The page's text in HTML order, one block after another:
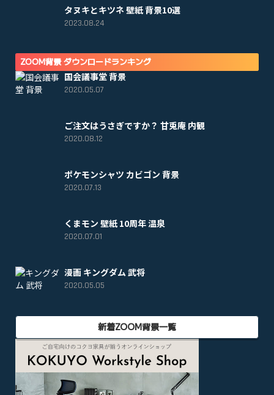
タヌキとキツネ 壁紙 背景10選
2023.08.24
ZOOM背景 ダウンロードランキング
国会議事堂 背景
2020.05.07
ご注文はうさぎですか？ 甘兎庵 内観
2020.08.12
ポケモンシャツ カビゴン 背景
2020.07.13
くまモン 壁紙 10周年 温泉
2020.07.01
漫画 キングダム 武将
2020.05.05
新着ZOOM背景一覧